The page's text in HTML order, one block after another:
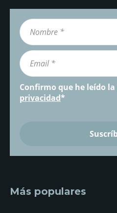
Confirmo que he leído la
privacidad*
Más populares